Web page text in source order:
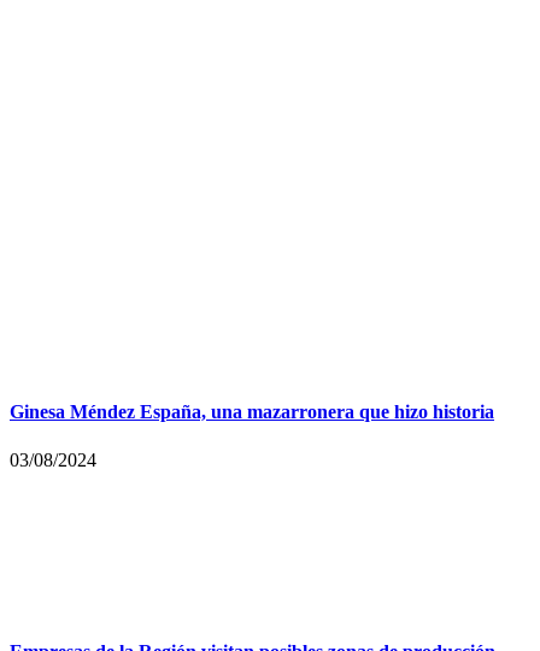
Ginesa Méndez España, una mazarronera que hizo historia
03/08/2024